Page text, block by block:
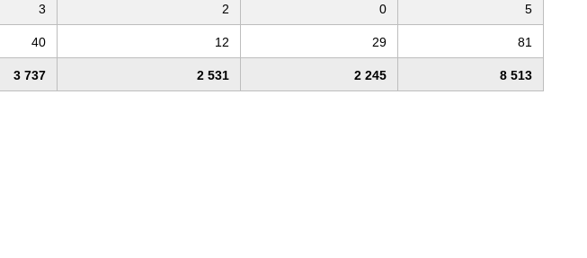
3 2 0 5
40 12 29 81
3 737 2 531 2 245 8 513